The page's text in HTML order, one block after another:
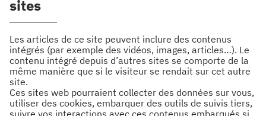
sites
Les articles de ce site peuvent inclure des contenus
intégrés (par exemple des vidéos, images, articles…). Le
contenu intégré depuis d’autres sites se comporte de la
même manière que si le visiteur se rendait sur cet autre
site.
Ces sites web pourraient collecter des données sur vous,
utiliser des cookies, embarquer des outils de suivis tiers,